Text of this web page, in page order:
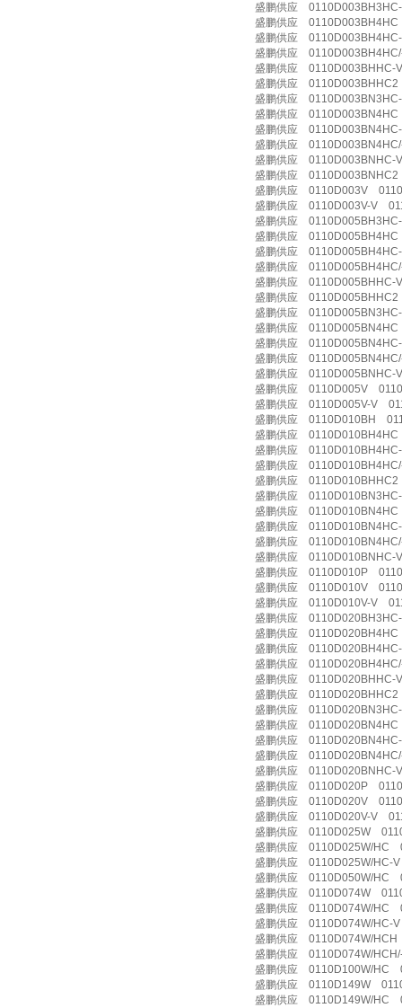
盛鹏供应
盛鹏供应
盛鹏供应
盛鹏供应
盛鹏供应 0110D003BHHC-
盛鹏供应
盛鹏供应
盛鹏供应
盛鹏供应
盛鹏供应
盛鹏供应 0110D003BNHC-
盛鹏供应
盛鹏供应 0110D003V
盛鹏供应 0110D003V-V
盛鹏供应
盛鹏供应
盛鹏供应
盛鹏供应
盛鹏供应 0110D005BHHC-
盛鹏供应
盛鹏供应
盛鹏供应
盛鹏供应
盛鹏供应
盛鹏供应 0110D005BNHC-
盛鹏供应 0110D005V 0110
盛鹏供应 0110D005V-V
盛鹏供应 0110D010BH
盛鹏供应
盛鹏供应
盛鹏供应
盛鹏供应
盛鹏供应
盛鹏供应
盛鹏供应
盛鹏供应
盛鹏供应 0110D010BNHC-
盛鹏供应 0110D010P
盛鹏供应 0110D010V
盛鹏供应 0110D010V-V
盛鹏供应
盛鹏供应
盛鹏供应
盛鹏供应
盛鹏供应 0110D020BHHC-
盛鹏供应
盛鹏供应
盛鹏供应
盛鹏供应
盛鹏供应
盛鹏供应 0110D020BNHC-
盛鹏供应 0110D020P
盛鹏供应 0110D020V
盛鹏供应 0110D020V-V
盛鹏供应 0110D025W
盛鹏供应 0110D025W/HC
盛鹏供应 0110D025W/HC-
盛鹏供应 0110D050W/HC
盛鹏供应 0110D074W
盛鹏供应 0110D074W/HC
盛鹏供应 0110D074W/HC-
盛鹏供应 0110D074W/
盛鹏供应 0110D074W/
盛鹏供应 0110D100W/HC
盛鹏供应 0110D149W
盛鹏供应 0110D149W/HC